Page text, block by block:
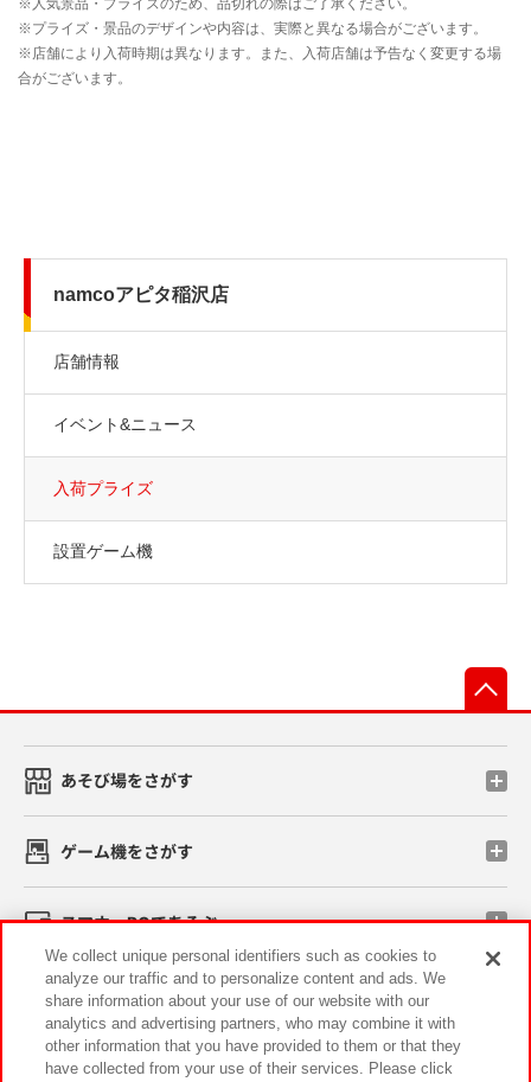
namcoアピタ稲沢店
店舗情報
イベント&ニュース
入荷プライズ
設置ゲーム機
あそび場をさがす
ゲーム機をさがす
スマホ・PCであそぶ
イベント・キャンペーン
We collect unique personal identifiers such as cookies to
analyze our traffic and to personalize content and ads. We
share information about your use of our website with our
analytics and advertising partners, who may combine it with
other information that you have provided to them or that they
have collected from your use of their services. Please click